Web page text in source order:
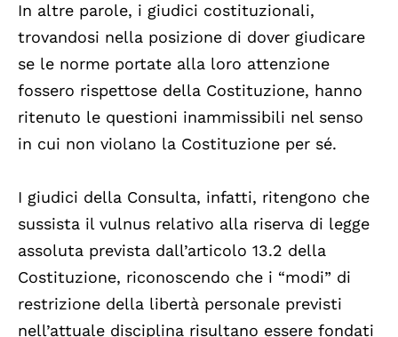
In altre parole, i giudici costituzionali,
trovandosi nella posizione di dover giudicare
se le norme portate alla loro attenzione
fossero rispettose della Costituzione, hanno
ritenuto le questioni inammissibili nel senso
in cui non violano la Costituzione per sé.
I giudici della Consulta, infatti, ritengono che
sussista il vulnus relativo alla riserva di legge
assoluta prevista dall’articolo 13.2 della
Costituzione, riconoscendo che i “modi” di
restrizione della libertà personale previsti
nell’attuale disciplina risultano essere fondati